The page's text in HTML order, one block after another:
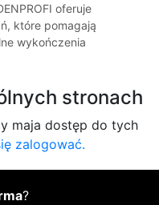
oferuje
które pomagają
wykończenia
stronach
maja dostęp do tych
zalogować.
?